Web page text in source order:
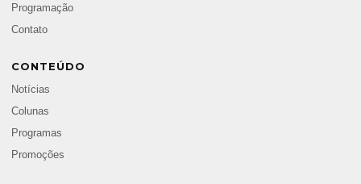
Programação
Contato
CONTEÚDO
Notícias
Colunas
Programas
Promoções